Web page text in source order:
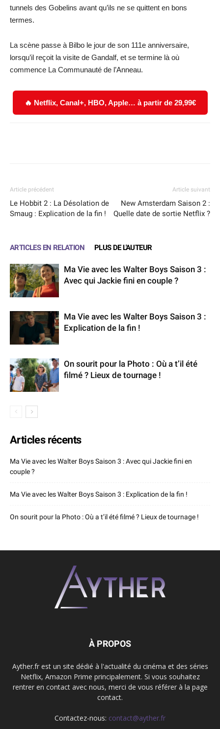
tunnels des Gobelins avant qu’ils ne se quittent en bons
termes.
La scène passe à Bilbo le jour de son 111e anniversaire,
lorsqu’il reçoit la visite de Gandalf, et se termine là où
commence La Communauté de l’Anneau.
🔥 Netflix, Canal+, HBO, Apple… à partir de 29,99€
Article précédent
Le Hobbit 2 : La Désolation de
Smaug : Explication de la fin !
Article suivant
New Amsterdam Saison 2 :
Quelle date de sortie Netflix ?
ARTICLES EN RELATION PLUS DE L'AUTEUR
Ma Vie avec les Walter Boys Saison 3 :
Avec qui Jackie fini en couple ?
Ma Vie avec les Walter Boys Saison 3 :
Explication de la fin !
On sourit pour la Photo : Où a t’il été
filmé ? Lieux de tournage !
Articles récents
Ma Vie avec les Walter Boys Saison 3 : Avec qui Jackie fini en
couple ?
Ma Vie avec les Walter Boys Saison 3 : Explication de la fin !
On sourit pour la Photo : Où a t’il été filmé ? Lieux de tournage !
À PROPOS
Ayther.fr est un site dédié à l'actualité du cinéma et des séries
Netflix, Amazon Prime principalement. Si vous souhaitez
rentrer en contact avec nous, merci de vous référer à la page
contact.
Contactez-nous: contact@ayther.fr